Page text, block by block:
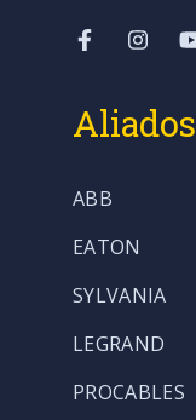
Aliados
ABB
EATON
SYLVANIA
LEGRAND
PROCABLES